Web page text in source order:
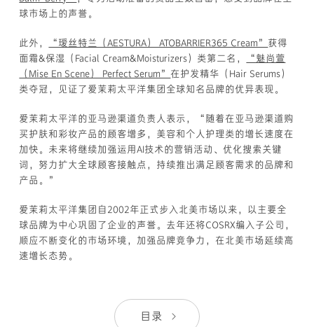
球市场上的声誉。
此外， “瑷丝特兰（AESTURA） ATOBARRIER365 Cream” 获得
面霜&保湿（Facial Cream&Moisturizers）类第二名，
“魅尚萱
（Mise En Scene） Perfect Serum” 在护发精华（Hair Serums）
类夺冠，见证了爱茉莉太平洋集团全球知名品牌的优异表现。
爱茉莉太平洋的亚马逊渠道负责人表示，“随着在亚马逊渠道购
买护肤和彩妆产品的顾客增多，美容和个人护理类的增长速度在
加快。未来将继续加强运用AI技术的营销活动、优化搜索关键
词，努力扩大全球顾客接触点，持续推出满足顾客需求的品牌和
产品。”
爱茉莉太平洋集团自2002年正式步入北美市场以来，以主要全
球品牌为中心巩固了企业的声誉。去年还将COSRX编入子公司，
顺应不断变化的市场环境，加强品牌竞争力，在北美市场延续高
速增长态势。
目录